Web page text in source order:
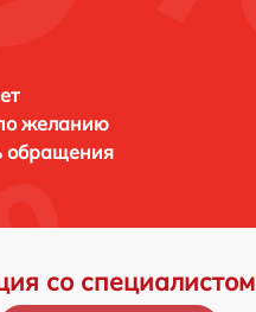
желанию
обращения
со специалистом